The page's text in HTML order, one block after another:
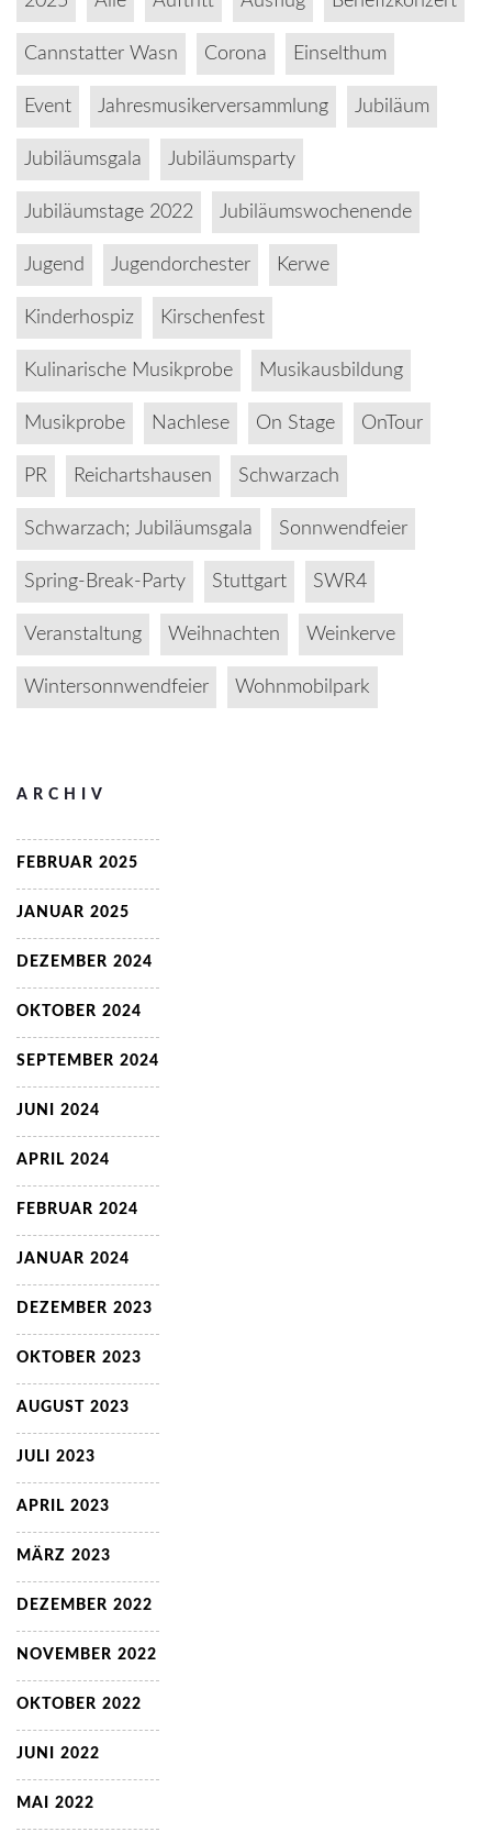
Cannstatter Wasn Corona Einselthum
Event Jahresmusikerversammlung Jubiläum
Jubiläumsgala Jubiläumsparty
Jubiläumstage 2022 Jubiläumswochenende
Jugend Jugendorchester Kerwe
Kinderhospiz Kirschenfest
Kulinarische Musikprobe Musikausbildung
Musikprobe Nachlese On Stage OnTour
PR Reichartshausen Schwarzach
Schwarzach; Jubiläumsgala Sonnwendfeier
Spring-Break-Party Stuttgart SWR4
Veranstaltung Weihnachten Weinkerve
Wintersonnwendfeier Wohnmobilpark
ARCHIV
FEBRUAR 2025
JANUAR 2025
DEZEMBER 2024
OKTOBER 2024
SEPTEMBER 2024
JUNI 2024
APRIL 2024
FEBRUAR 2024
JANUAR 2024
DEZEMBER 2023
OKTOBER 2023
AUGUST 2023
JULI 2023
APRIL 2023
MÄRZ 2023
DEZEMBER 2022
NOVEMBER 2022
OKTOBER 2022
JUNI 2022
MAI 2022